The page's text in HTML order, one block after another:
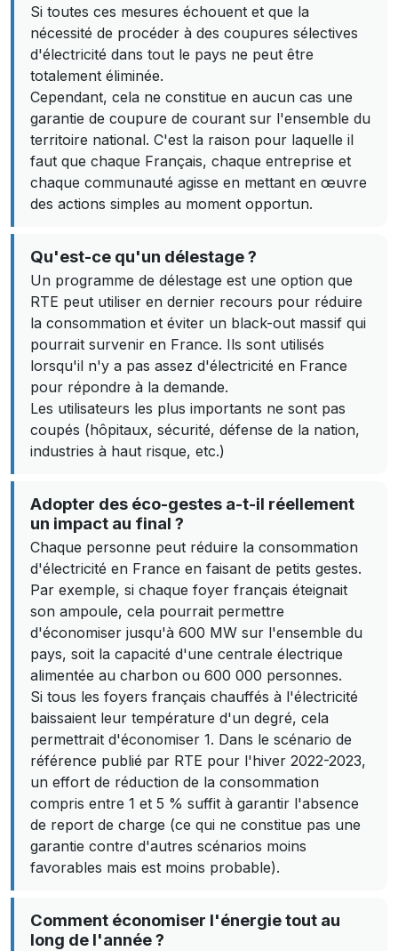
Si toutes ces mesures échouent et que la
nécessité de procéder à des coupures sélectives
d'électricité dans tout le pays ne peut être
totalement éliminée.
Cependant, cela ne constitue en aucun cas une
garantie de coupure de courant sur l'ensemble du
territoire national. C'est la raison pour laquelle il
faut que chaque Français, chaque entreprise et
chaque communauté agisse en mettant en œuvre
des actions simples au moment opportun.
Qu'est-ce qu'un délestage ?
Un programme de délestage est une option que
RTE peut utiliser en dernier recours pour réduire
la consommation et éviter un black-out massif qui
pourrait survenir en France. Ils sont utilisés
lorsqu'il n'y a pas assez d'électricité en France
pour répondre à la demande.
Les utilisateurs les plus importants ne sont pas
coupés (hôpitaux, sécurité, défense de la nation,
industries à haut risque, etc.)
Adopter des éco-gestes a-t-il réellement
un impact au final ?
Chaque personne peut réduire la consommation
d'électricité en France en faisant de petits gestes.
Par exemple, si chaque foyer français éteignait
son ampoule, cela pourrait permettre
d'économiser jusqu'à 600 MW sur l'ensemble du
pays, soit la capacité d'une centrale électrique
alimentée au charbon ou 600 000 personnes.
Si tous les foyers français chauffés à l'électricité
baissaient leur température d'un degré, cela
permettrait d'économiser 1. Dans le scénario de
référence publié par RTE pour l'hiver 2022-2023,
un effort de réduction de la consommation
compris entre 1 et 5 % suffit à garantir l'absence
de report de charge (ce qui ne constitue pas une
garantie contre d'autres scénarios moins
favorables mais est moins probable).
Comment économiser l'énergie tout au
long de l'année ?